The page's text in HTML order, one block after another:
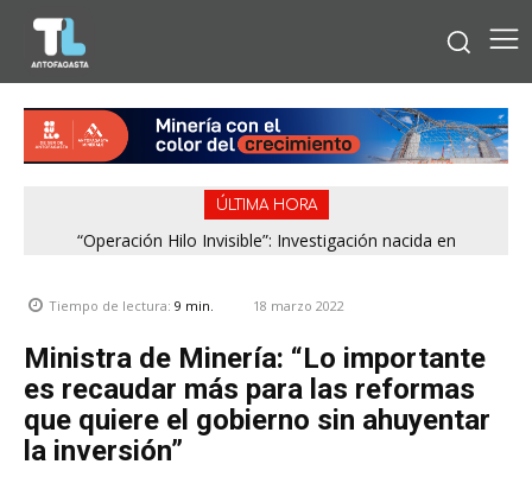
ÚLTIMA HORA
“Operación Hilo Invisible”: Investigación nacida en
Tiempo de lectura: 9 min. 18 marzo 2022
Ministra de Minería: “Lo importante
es recaudar más para las reformas
que quiere el gobierno sin ahuyentar
la inversión”